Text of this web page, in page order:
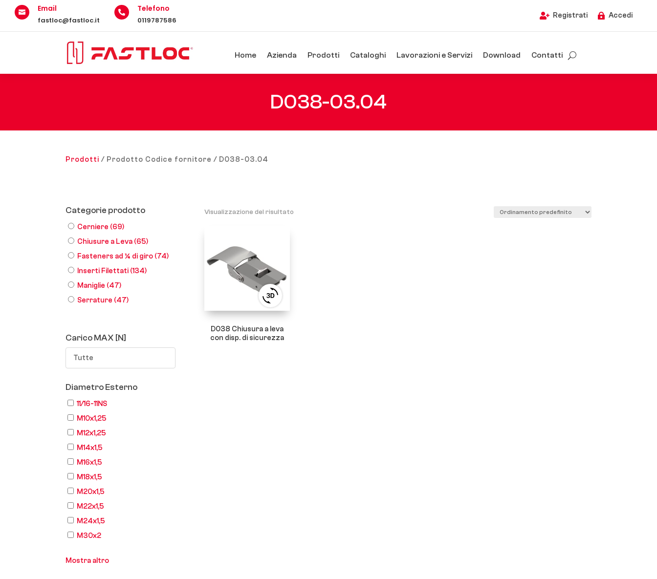
 Email
fastloc@fastloc.it
 Telefono
0119787586  Registrati  Accedi
Home Azienda Prodotti Cataloghi Lavorazioni e Servizi Download Contatti
D038-03.04
Prodotti / Prodotto Codice fornitore / D038-03.04
Categorie prodotto
Cerniere (69)
Chiusure a Leva (65)
Fasteners ad ¼ di giro (74)
Inserti Filettati (134)
Maniglie (47)
Serrature (47)
Carico MAX [N]
Tutte
Diametro Esterno
11/16-11NS
M10x1,25
M12x1,25
M14x1,5
M16x1,5
M18x1,5
M20x1,5
M22x1,5
M24x1,5
M30x2
Mostra altro
Visualizzazione del risultato
View
3D
product
D038 Chiusura a leva
con disp. di sicurezza